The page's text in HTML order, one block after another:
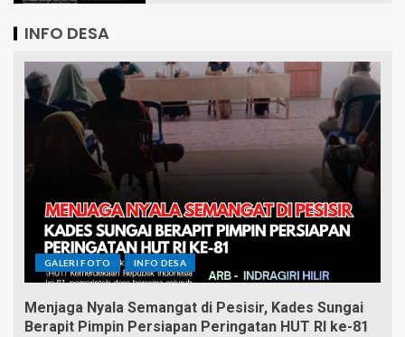
INFO DESA
GALERI FOTO INFO DESA
Menjaga Nyala Semangat di Pesisir, Kades Sungai
Berapit Pimpin Persiapan Peringatan HUT RI ke-81